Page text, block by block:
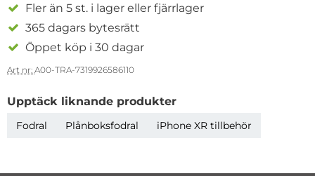
Fler än 5 st. i lager eller fjärrlager
365 dagars bytesrätt
Öppet köp i 30 dagar
Art nr: A00-TRA-7319926586110
Upptäck liknande produkter
Fodral Plånboksfodral iPhone XR tillbehör